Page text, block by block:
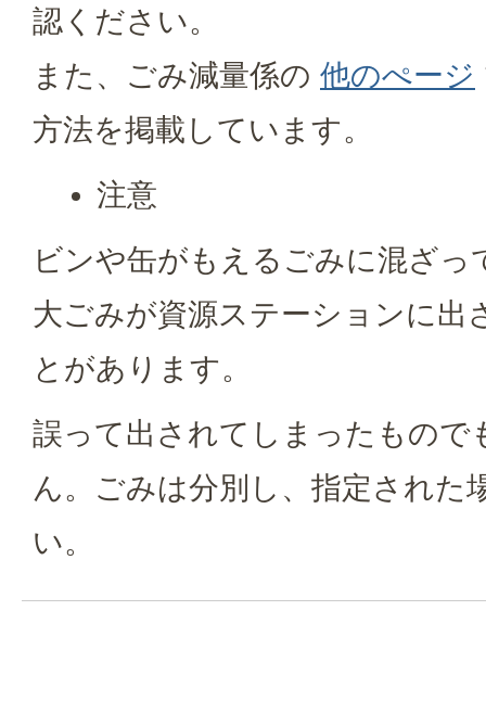
認ください。
また、ごみ減量係の 他のぺージ
方法を掲載しています。
注意
ビンや缶がもえるごみに混ざっ
大ごみが資源ステーションに出
とがあります。
誤って出されてしまったもので
ん。ごみは分別し、指定された
い。